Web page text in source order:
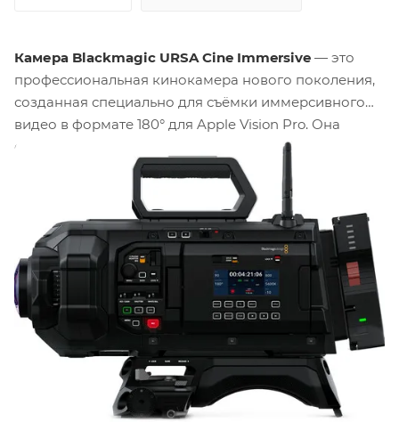
Камера Blackmagic URSA Cine Immersive — это
профессиональная кинокамера нового поколения,
созданная специально для съёмки иммерсивного
видео в формате 180° для Apple Vision Pro. Она
оснащена двумя сенсорами по 58.7 Мп, способна
снимать 3D-контент в 8K с частотой до 90 кадров/с и
обладает динамическим диапазоном в 16 ступеней.
Запись происходит в профессиональный формат
Blackmagic RAW на встроенный 8ТБ модуль.